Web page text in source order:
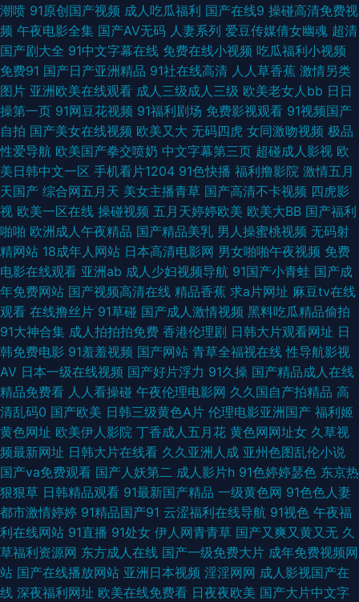
所 亚洲第11色图 国产福利综合在线 av午夜看片视频 99久久偷窥 日韩中文字
幕专区 国产一级自拍 一区二区理论片 欧美性爱第九页 婷婷五月天第五页 黄
色短片免费 欧美青青久久 国产成人性爱午夜 国产97超碰 AV午夜资源 91破
处免费 黑丝麻豆91 黄色影片免费 欧美另类综合网 亚洲另类文学 国产成人日
韩 香蕉视频黄色 在线播放成人网站 青青草国产播放 午夜国产色色AV 日本爱
爱网 福利成人视频网 免费看的黄色网址 超碰人人操人人爱 玖玖艹逼综合网
海角人妻91 欧美福利影院 九一国产视频在线 91青草娱乐 日本涩视频 97AV
香蕉 成人奭片 51国产原创精品 韩日欧av 传媒精品国产9 欧洲传媒AV网 超碰
人人在 国厂自拍 99热网 亚洲色色污 欧美色色网 老司机色狼影院 91爱啪啪
午夜男人网 亚洲精品在线一 蜜桃精品一 欧美精品18 91网页直接看 超碰97人
人乐 在线天堂乱轮网站 不卡诱惑av电影 超碰人人爱爱 岛国夜夜爱 老司机黄
色片 久草性爱视频 福利欧美TV 操碰五月天 欧美野外性V 日韩欧美国产17 五
月丁香成人版 欧美精品一 超碰人人操人人操 97护士超碰在线 日本AV在线直
播 久久伊人艹艹 黄色一片 亚洲欧美情欲 操碰高清 九一美女 国产操逼精品欧
美 日本不卡123 91c91 AV男天堂 99精品国产视频 欧美激eyy 欧美东方夜午
潮喷 91原创国产视频 成人吃瓜福利 国产在线9 操碰高清免费视
频 午夜电影全集 国产AV无码 人妻系列 爱豆传媒倩女幽魂 超清
国产剧大全 91中文字幕在线 免费在线小视频 吃瓜福利小视频
免费91 国产日产亚洲精品 91社在线高清 人人草香蕉 激情另类
图片 亚洲欧美在线观看 成人三级成人三级 欧美老女人bb 日日
操第一页 91网豆花视频 91福利剧场 免费影视观看 91视频国产
自拍 国产美女在线视频 欧美又大 无码四虎 女同激吻视频 极品
性爱导航 欧美国产拳交喷奶 中文字幕第三页 超碰成人影视 欧
美日韩中文一区 手机看片1204 91色快播 福利撸影院 激情五月
天国产 综合网五月天 美女主播青草 国产高清不卡视频 四虎影
视 欧美一区在线 操碰视频 五月天婷婷欧美 欧美大BB 国产福利
啪啪 欧洲成人午夜精品 国产精品美乳 男人操蜜桃视频 无码射
精网站 18成年人网站 日本高清电影网 男女啪啪午夜视频 免费
电影在线观看 亚洲ab 成人少妇视频导航 91国产小青蛙 国产成
年免费网站 国产视频高清在线 精品香蕉 求a片网址 麻豆tv在线
观看 在线撸丝片 91草碰 国产成人激情视频 黑料吃瓜精品偷拍
91大神合集 成人拍拍拍免费 香港伦理剧 日韩大片观看网址 日
韩免费电影 91羞羞视频 国产网站 青草全福视在线 性导航影视
AV 日本一级在线视频 国产好片浮力 91久操 国产精品成人在线
精品免费看 人人看操碰 午夜伦理电影网 久久国自产拍精品 高
清乱码0 国产欧美 日韩三级黄色A片 伦理电影亚洲国产 福利姬
黄色网址 欧美伊人影院 丁香成人五月花 黄色网网址女 久草视
频最新网址 日韩大片在线看 久久亚洲人成 亚州色图乱伦小说
国产va免费观看 国产人妖第二 成人影片h 91色婷婷瑟色 东京热
狠狠草 日韩精品观看 91最新国产精品 一级黄色网 91色色人妻
都市激情婷婷 91精品国产91 云涩福利在线导航 91视色 午夜福
利在线网站 91直播 91处女 伊人网青青草 国产又爽又黄又无 久
草福利资源网 东方成人在线 国产一级免费大片 成年免费视频网
站 国产在线播放网站 亚洲日本视频 淫淫网网 成人影视国产在
线 深夜福利网址 欧美在线免费看 日夜夜欧美 国产大片中文字